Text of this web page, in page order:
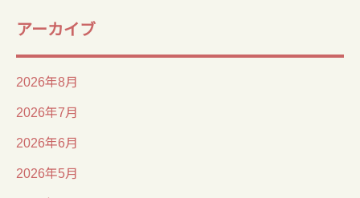
アーカイブ
2026年8月
2026年7月
2026年6月
2026年5月